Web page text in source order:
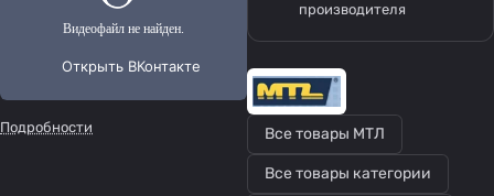
Подробности
производителя
Все товары МТЛ
Все товары категории